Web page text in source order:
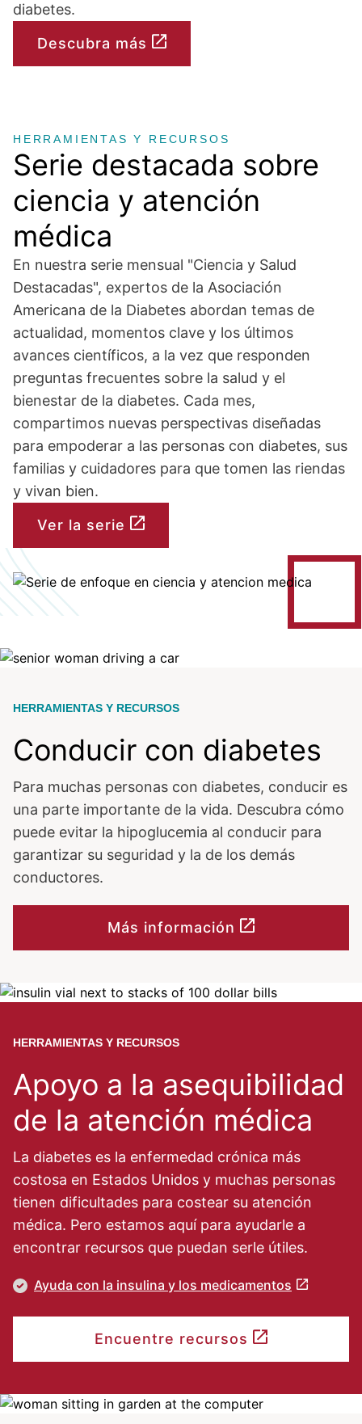
diabetes.
Descubra más
HERRAMIENTAS Y RECURSOS
Serie destacada sobre
ciencia y atención
médica
En nuestra serie mensual "Ciencia y Salud
Destacadas", expertos de la Asociación
Americana de la Diabetes abordan temas de
actualidad, momentos clave y los últimos
avances científicos, a la vez que responden
preguntas frecuentes sobre la salud y el
bienestar de la diabetes. Cada mes,
compartimos nuevas perspectivas diseñadas
para empoderar a las personas con diabetes, sus
familias y cuidadores para que tomen las riendas
y vivan bien.
Ver la serie
Image
HERRAMIENTAS Y RECURSOS
Conducir con diabetes
Para muchas personas con diabetes, conducir es
una parte importante de la vida. Descubra cómo
puede evitar la hipoglucemia al conducir para
garantizar su seguridad y la de los demás
conductores.
Más información
Image
HERRAMIENTAS Y RECURSOS
Apoyo a la asequibilidad
de la atención médica
La diabetes es la enfermedad crónica más
costosa en Estados Unidos y muchas personas
tienen dificultades para costear su atención
médica. Pero estamos aquí para ayudarle a
encontrar recursos que puedan serle útiles.
Ayuda con la insulina y los medicamentos
Encuentre recursos
Image
Image